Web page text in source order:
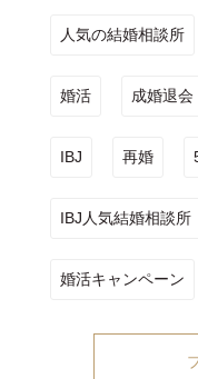
人気の結婚相談所
婚活 成婚退会
IBJ 再婚
IBJ人気結婚相談所
婚活キャンペーン